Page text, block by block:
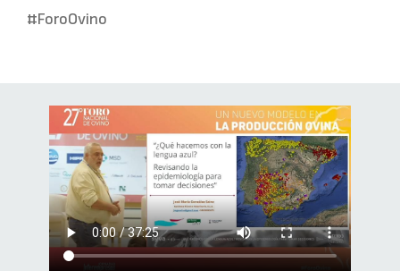
#ForoOvino